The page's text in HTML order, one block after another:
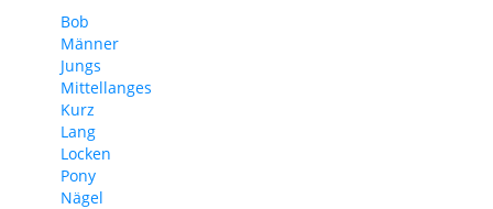
Bob
Männer
Jungs
Mittellanges
Kurz
Lang
Locken
Pony
Nägel